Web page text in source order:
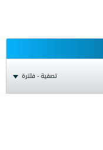
تصفية - فلترة